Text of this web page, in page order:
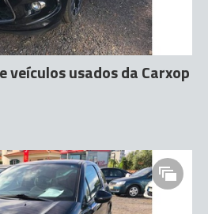
veículos usados da Carxop